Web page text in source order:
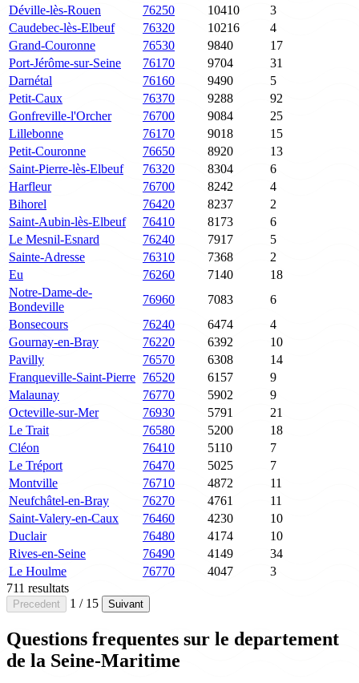
Déville-lès-Rouen
76250 10410
3
Caudebec-lès-Elbeuf
76320 10216
4
Grand-Couronne
76530 9840
17
Port-Jérôme-sur-Seine
76170 9704
31
Darnétal
76160 9490
5
Petit-Caux
76370 9288
92
Gonfreville-l'Orcher
76700 9084
25
Lillebonne
76170 9018
15
Petit-Couronne
76650 8920
13
Saint-Pierre-lès-Elbeuf
76320 8304
6
Harfleur
76700 8242
4
Bihorel
76420 8237
2
Saint-Aubin-lès-Elbeuf
76410 8173
6
Le Mesnil-Esnard
76240 7917
5
Sainte-Adresse
76310 7368
2
Eu
76260 7140
18
Notre-Dame-de-
Bondeville
76960 7083
6
Bonsecours
76240 6474
4
Gournay-en-Bray
76220 6392
10
Pavilly
76570 6308
14
Franqueville-Saint-Pierre 76520 6157
9
Malaunay
76770 5902
9
Octeville-sur-Mer
76930 5791
21
Le Trait
76580 5200
18
Cléon
76410 5110
7
Le Tréport
76470 5025
7
Montville
76710 4872
11
Neufchâtel-en-Bray
76270 4761
11
Saint-Valery-en-Caux
76460 4230
10
Duclair
76480 4174
10
Rives-en-Seine
76490 4149
34
Le Houlme
76770 4047
3
711 resultats
Precedent 1 / 15 Suivant
Questions frequentes sur le departement
de la Seine-Maritime